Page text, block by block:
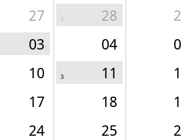
27 1 28
03 04
10
3 11
17
18
24
25